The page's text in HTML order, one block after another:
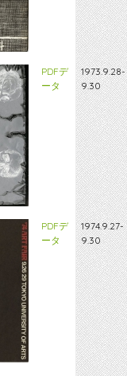
PDFデ
ータ
1973.9.28-
9.30
PDFデ
ータ
1974.9.27-
9.30